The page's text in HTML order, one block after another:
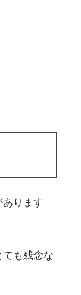
ります
も残念な